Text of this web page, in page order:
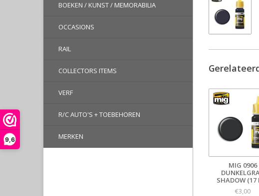
9,6
BOEKEN / KUNST / MEMORABILIA
OCCASIONS
RAIL
COLLECTORS ITEMS
VERF
R/C AUTO'S + TOEBEHOREN
MERKEN
MIG 0906
SHADOW (17
€3,00